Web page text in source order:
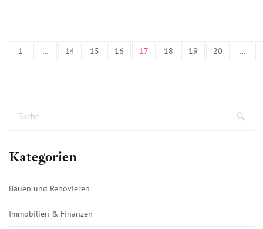
1 … 14 15 16 17 18 19 20 …
Kategorien
Bauen und Renovieren
Immobilien & Finanzen